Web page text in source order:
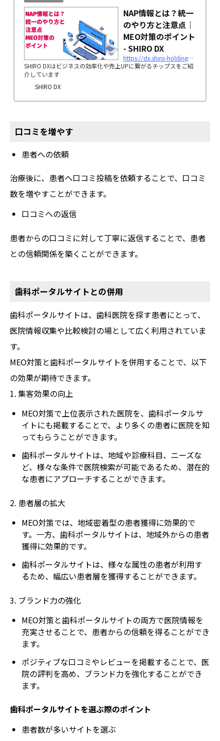
NAP情報とは？統一
のやり方と注意点｜
MEO対策のポイント
- SHIRO DX
https://dx.shiro-holdings.co.jp/p1586/
SHIRO DXはビジネスの効率化や売上UPに繋がるチップスをご紹
介しています
SHIRO DX
口コミを増やす
患者への依頼
治療後に、患者へ口コミ投稿を依頼することで、口コミ
数を増やすことができます。
口コミへの返信
患者からの口コミに対して丁寧に返信することで、患者
との信頼関係を築くことができます。
歯科ポータルサイトとの併用
歯科ポータルサイトは、歯科医院を探す患者にとって、
医院情報収集や比較検討の場として広く利用されていま
す。
MEO対策と歯科ポータルサイトを併用することで、以下
の効果が期待できます。
1. 集客効果の向上
MEO対策で上位表示された医院を、歯科ポータルサ
イトにも掲載することで、より多くの患者に医院を知
ってもらうことができます。
歯科ポータルサイトは、地域や診療科目、ニーズな
ど、様々な条件で医院検索が可能であるため、潜在的
な患者にアプローチすることができます。
2. 患者層の拡大
MEO対策では、地域密着型の患者獲得に効果的で
す。一方、歯科ポータルサイトは、地域外からの患者
獲得に効果的です。
歯科ポータルサイトは、様々な属性の患者が利用す
るため、幅広い患者層を獲得することができます。
3. ブランド力の強化
MEO対策と歯科ポータルサイトの両方で医院情報を
充実させることで、患者からの信頼を得ることができ
ます。
ポジティブな口コミやレビューを掲載することで、医
院の評判を高め、ブランド力を強化することができ
ます。
歯科ポータルサイトを選ぶ際のポイント
患者数が多いサイトを選ぶ